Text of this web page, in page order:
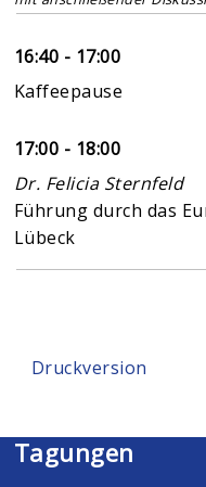
16:40 - 17:00
Kaffeepause
17:00 - 18:00
Dr. Felicia Sternfeld
Führung durch das
Lübeck
Druckversion
Tagungen